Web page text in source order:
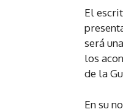
El
será
los
de la
En su